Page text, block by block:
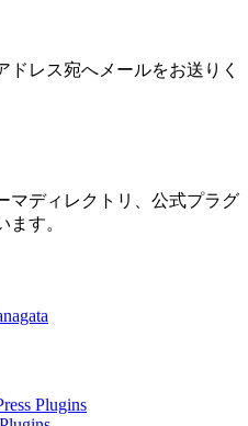
ドレス宛へメールをお送りく
マディレクトリ、公式プラグ
す。
Plugins